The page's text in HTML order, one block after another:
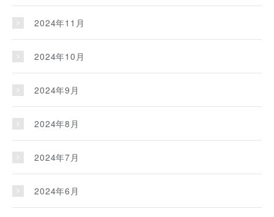
2024年11月
2024年10月
2024年9月
2024年8月
2024年7月
2024年6月